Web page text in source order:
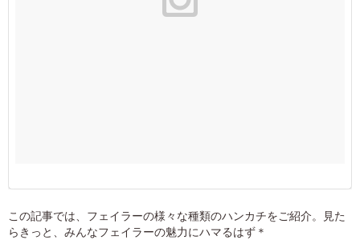
この記事では、フェイラーの様々な種類のハンカチをご紹介。見た
らきっと、みんなフェイラーの魅力にハマるはず＊